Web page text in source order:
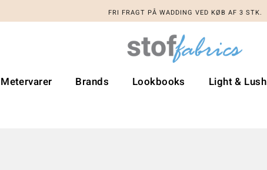
FRI FRAGT PÅ WADDING VED KØB AF 3 STK.
Metervarer Brands Lookbooks Light & Lush